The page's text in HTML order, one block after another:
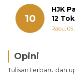
10
HJK
12
Rabu, 05
Opini
Tulisan terbaru dan
Brasil Lebih
Punya Cara